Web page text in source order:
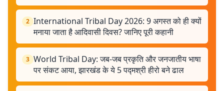
2 International Tribal Day 2026: 9 अगस्त को ही क्यों
मनाया जाता है आदिवासी दिवस? जानिए पूरी कहानी
3 World Tribal Day: जब-जब प्रकृति और जनजातीय भाषा
पर संकट आया, झारखंड के ये 5 पद्मश्री हीरो बने ढाल